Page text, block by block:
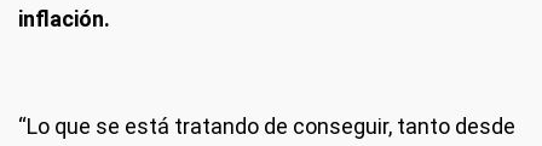
inflación.
“Lo que se está tratando de conseguir, tanto desde